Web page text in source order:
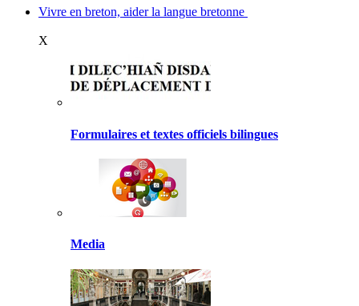
Vivre en breton, aider la langue bretonne
X
Formulaires et textes officiels bilingues
Media